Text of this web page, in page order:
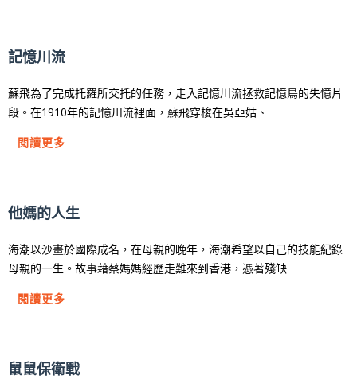
記憶川流
蘇飛為了完成托羅所交托的任務，走入記憶川流拯救記憶鳥的失憶片
段。在1910年的記憶川流裡面，蘇飛穿梭在吳亞姑、
閱讀更多
他媽的人生
海潮以沙畫於國際成名，在母親的晚年，海潮希望以自己的技能紀錄
母親的一生。故事藉蔡媽媽經歷走難來到香港，憑著殘缺
閱讀更多
鼠鼠保衛戰